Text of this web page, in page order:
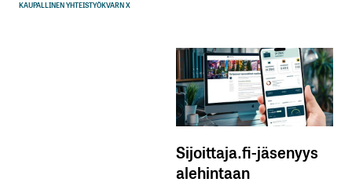
KAUPALLINEN YHTEISTYÖKVARN X
Sijoittaja.fi-jäsenyys
alehintaan